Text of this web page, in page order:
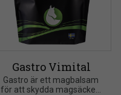
Gastro Vimital
Gastro är ett magbalsam
för att skydda magsäcken